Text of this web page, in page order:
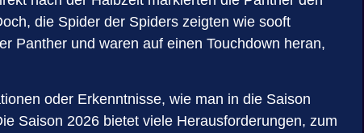
die Spider der Spiders zeigten wie sooft
Panther und waren auf einen Touchdown heran,
oder Erkenntnisse, wie man in die Saison
Saison 2026 bietet viele Herausforderungen, zum